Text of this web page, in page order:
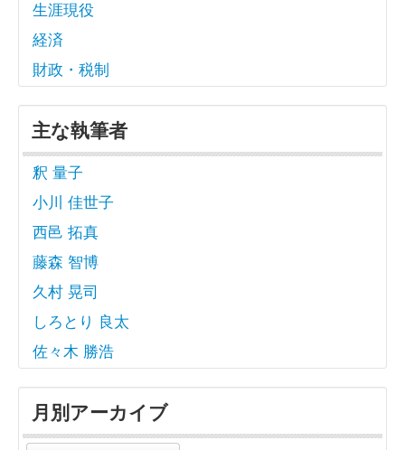
生涯現役
経済
財政・税制
主な執筆者
釈 量子
小川 佳世子
西邑 拓真
藤森 智博
久村 晃司
しろとり 良太
佐々木 勝浩
月別アーカイブ